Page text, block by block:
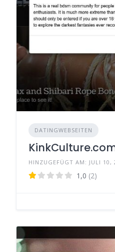
DATINGWEBSEITEN
HINZUGEFÜGT AM: JULI 10,
1,0 (2)